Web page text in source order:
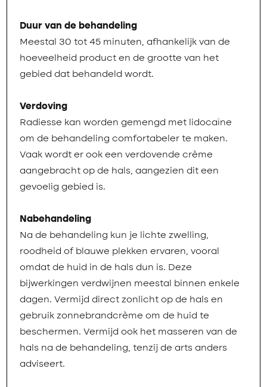
Duur van de behandeling
Meestal 30 tot 45 minuten, afhankelijk van de
hoeveelheid product en de grootte van het
gebied dat behandeld wordt.
Verdoving
Radiesse kan worden gemengd met lidocaïne
om de behandeling comfortabeler te maken.
Vaak wordt er ook een verdovende crème
aangebracht op de hals, aangezien dit een
gevoelig gebied is.
Nabehandeling
Na de behandeling kun je lichte zwelling,
roodheid of blauwe plekken ervaren, vooral
omdat de huid in de hals dun is. Deze
bijwerkingen verdwijnen meestal binnen enkele
dagen. Vermijd direct zonlicht op de hals en
gebruik zonnebrandcrème om de huid te
beschermen. Vermijd ook het masseren van de
hals na de behandeling, tenzij de arts anders
adviseert.